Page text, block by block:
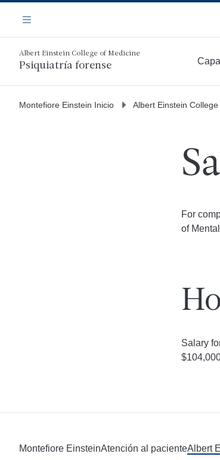
contenido
principal
Navegación
Menú
Albert Einstein College of Medicine
Psiquiatría forense
Montefiore Einstein Inicio Albert Einstein
For
of
Salary
Montefiore EinsteinAtención al pacienteAlbert